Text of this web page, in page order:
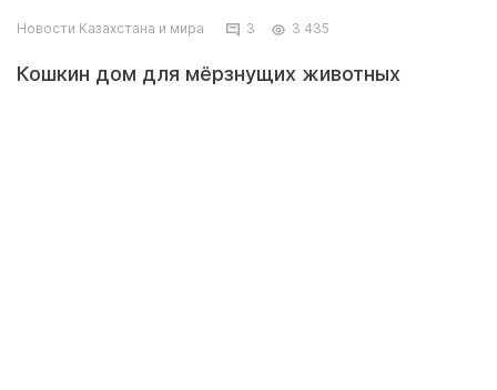
Новости Казахстана и мира 3 3 435
Кошкин дом для мёрзнущих животных